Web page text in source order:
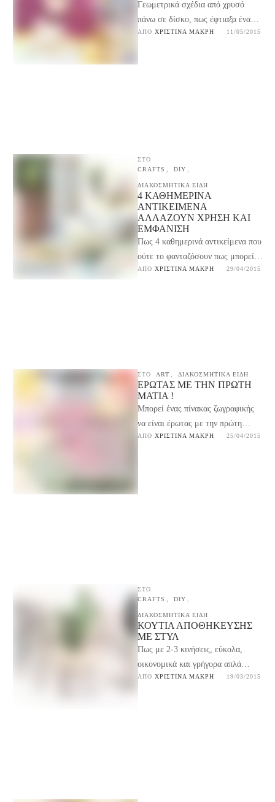
Γεωμετρικά σχέδια από χρυσό
πάνω σε δίσκο, πως έφτιαξα ένα
δίσκο για το γραφείο μου από την
ΑΠΌ ΧΡΙΣΤΊΝΑ ΜΑΚΡΉ 11/05/2015
ΣΤΟ
CRAFTS
DIY
ΔΙΑΚΟΣΜΗΤΙΚΑ ΕΙΔΗ
4 ΚΑΘΗΜΕΡΙΝΆ
ΑΝΤΙΚΕΊΜΕΝΑ
ΑΛΛΆΖΟΥΝ ΧΡΉΣΗ ΚΑΙ
ΕΜΦΆΝΙΣΗ
Πως 4 καθημερινά αντικείμενα που
ούτε το φανταζόσουν πως μπορείς
να τα χρησιμοποιήσεις και σαν
ΑΠΌ ΧΡΙΣΤΊΝΑ ΜΑΚΡΉ 29/04/2015
ΣΤΟ ART ΔΙΑΚΟΣΜΗΤΙΚΑ ΕΙΔΗ
ΈΡΩΤΑΣ ΜΕ ΤΗΝ ΠΡΏΤΗ
ΜΑΤΙΆ !
Μπορεί ένας πίνακας ζωγραφικής
να είναι έρωτας με την πρώτη
ματιά; Αν μπορεί λέει, κάτι σαν
ΑΠΌ ΧΡΙΣΤΊΝΑ ΜΑΚΡΉ 25/04/2015
ΣΤΟ
CRAFTS
DIY
ΔΙΑΚΟΣΜΗΤΙΚΑ ΕΙΔΗ
ΚΟΥΤΙΆ ΑΠΟΘΉΚΕΥΣΗΣ
ΜΕ ΣΤΥΛ
Πως με 2-3 κινήσεις, εύκολα,
οικονομικά και γρήγορα απλά
χάρτινα κουτιά αποθήκευσης
ΑΠΌ ΧΡΙΣΤΊΝΑ ΜΑΚΡΉ 19/03/2015